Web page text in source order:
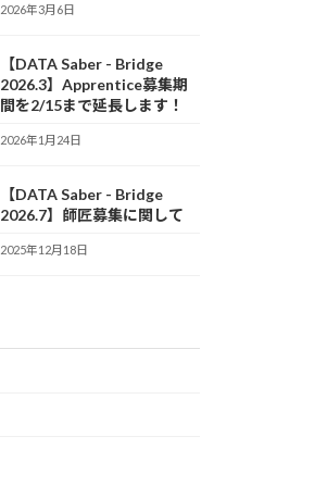
2026年3月6日
【DATA Saber - Bridge
2026.3】Apprentice募集期
間を2/15まで延長します！
2026年1月24日
【DATA Saber - Bridge
2026.7】師匠募集に関して
2025年12月18日